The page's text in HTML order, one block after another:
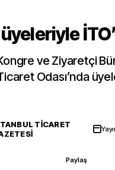
ve Ziyaretçi
Odası’nda
TICARET
Paylaş